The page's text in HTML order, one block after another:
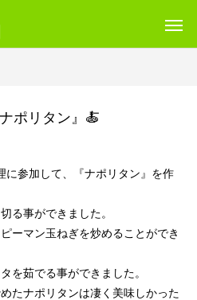
用者さんから
ポリタン』🍝
に参加して、『ナポリタン』を作
る事ができました。
ーマン玉ねぎを炒めることができ
を茹でる事ができました。
たナポリタンは凄く美味しかった